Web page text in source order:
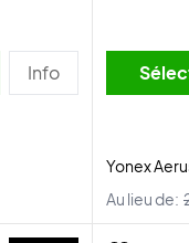
Info
Yonex
Au lieu de: